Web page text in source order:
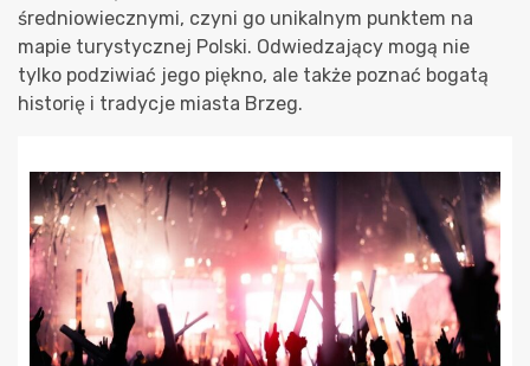
średniowiecznymi, czyni go unikalnym punktem na
mapie turystycznej Polski. Odwiedzający mogą nie
tylko podziwiać jego piękno, ale także poznać bogatą
historię i tradycje miasta Brzeg.